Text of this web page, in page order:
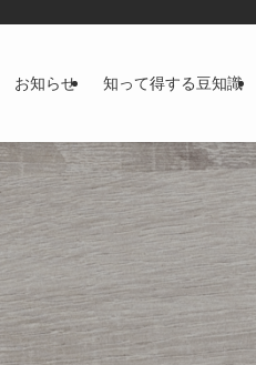
お知らせ 知って得する豆知識